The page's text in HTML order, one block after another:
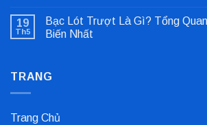
Tâm
Khớp
Nối
bình
luận
ở
Dùng
Trong
Xuất
19
Th5
Bạc Lót Trượt Là Gì? Tổng
Biến Nhất
luận
ở
Là
TRANG
Trang Chủ